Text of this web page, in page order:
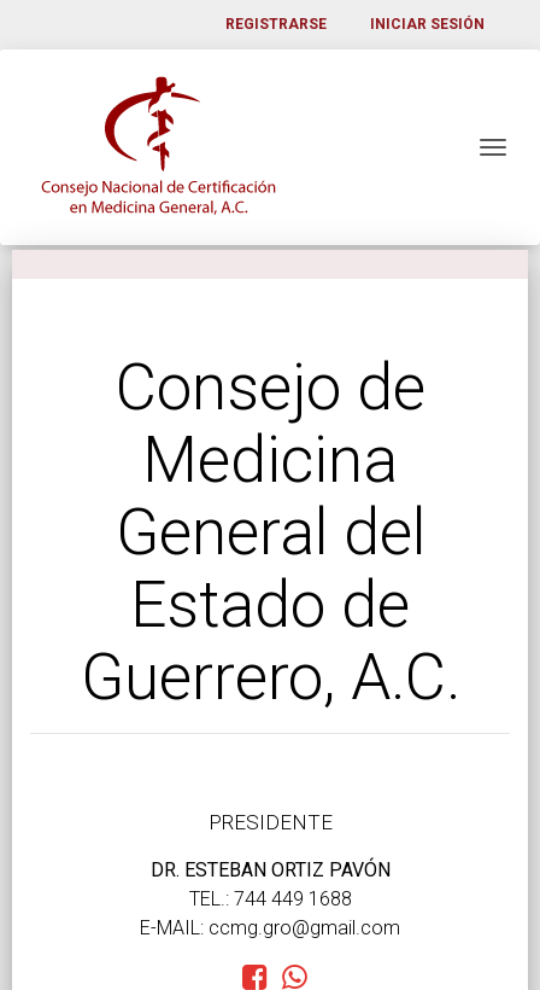
REGISTRARSE INICIAR SESIÓN
Consejo de
Medicina
General del
Estado de
Guerrero, A.C.
PRESIDENTE
DR. ESTEBAN ORTIZ PAVÓN
TEL.: 744 449 1688
E-MAIL: ccmg.gro@gmail.com